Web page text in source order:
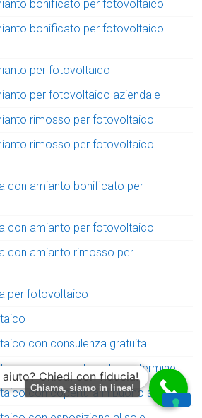
bonificato per fotovoltaico
bonificato per fotovoltaico
per fotovoltaico
per fotovoltaico aziendale
rimosso per fotovoltaico
rimosso per fotovoltaico
con amianto bonificato per
con amianto per fotovoltaico
con amianto rimosso per
per fotovoltaico
con consulenza gratuita
con contratto a lungo termine
con copertura in buono stato
aiuto? Chiedi con fiducia!
Chiama, siamo in linea!